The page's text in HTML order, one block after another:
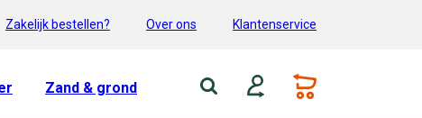
Zakelijk bestellen? Over ons Klantenservice
Zand & grond